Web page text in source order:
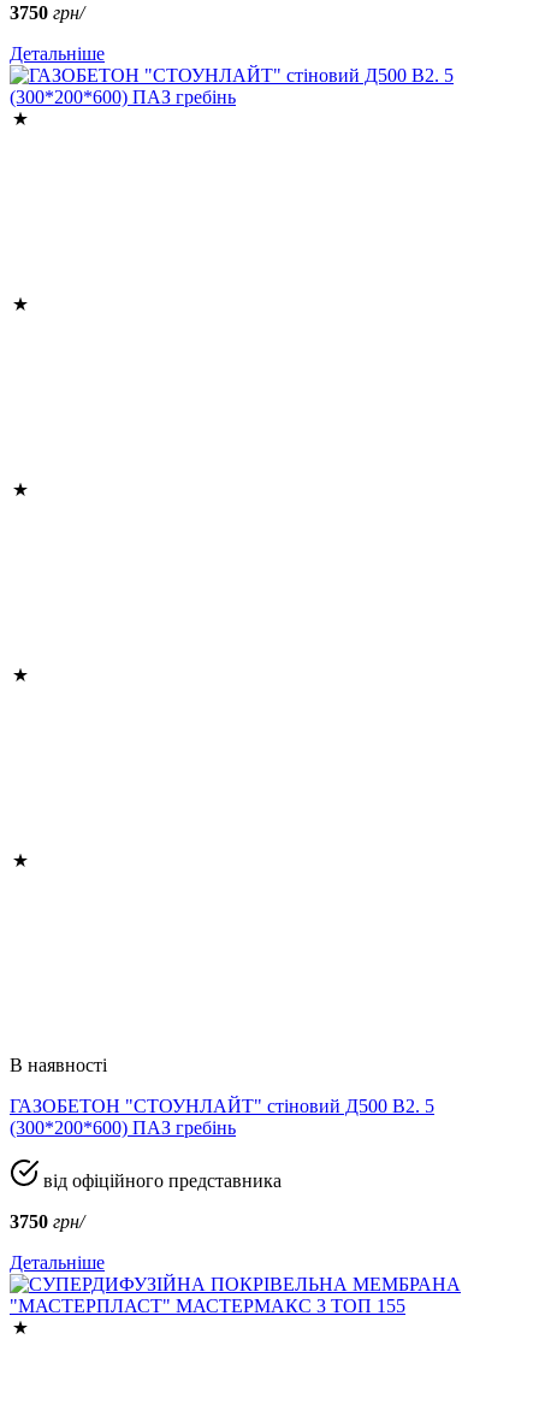
3750 грн/
Детальніше
В наявності
ГАЗОБЕТОН "СТОУНЛАЙТ" стіновий Д500 В2. 5
(300*200*600) ПАЗ гребінь
від офіційного представника
3750 грн/
Детальніше